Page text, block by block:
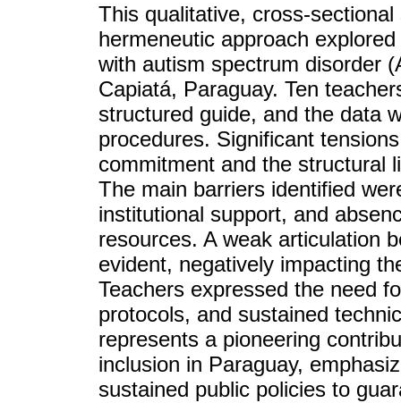
This qualitative, cross-
hermeneutic approach
with autism spectrum disorder
Capiatá, Paraguay. Ten
structured guide, and the data
procedures. Significant
commitment and the structural
The main barriers identified
institutional support, and
resources. A weak articulation
evident, negatively impacting
Teachers expressed the need
protocols, and sustained
represents a pioneering
inclusion in Paraguay,
sustained public policies to